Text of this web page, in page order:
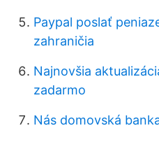
Paypal poslať
zahraničia
Najnovšia
zadarmo
Nás domovská